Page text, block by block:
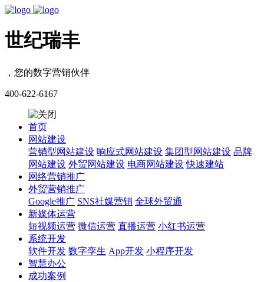
世纪瑞丰
，您的数字营销伙伴
400-622-6167
首页
网站建设
营销型网站建设 响应式网站建设 集团型网站建设 品牌
网站建设 外贸网站建设 电商网站建设 快速建站
网络营销推广
外贸营销推广
Google推广 SNS社媒营销 全球外贸通
新媒体运营
短视频运营 微信运营 直播运营 小红书运营
系统开发
软件开发 数字孪生 App开发 小程序开发
智慧办公
成功案例